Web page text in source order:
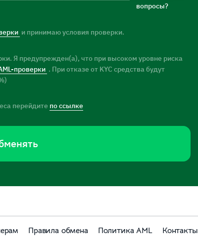
вопросы?
и принимаю условия проверки.
Я предупрежден(а), что при высоком уровне риска
проверки . При отказе от KYC средства будут
перейдите по ссылке
Правила обмена Политика AML
Контакты